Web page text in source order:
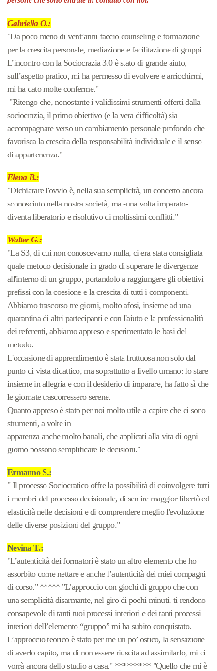
Gabriella O.:
"Da poco meno di vent’anni faccio counseling e formazione
per la crescita personale, mediazione e facilitazione di gruppi.
L’incontro con la Sociocrazia 3.0 è stato di grande aiuto,
sull’aspetto pratico, mi ha permesso di evolvere e arricchirmi,
mi ha dato molte conferme."
"Ritengo che, nonostante i validissimi strumenti offerti dalla
sociocrazia, il primo obiettivo (e la vera difficoltà) sia
accompagnare verso un cambiamento personale profondo che
favorisca la crescita della responsabilità individuale e il senso
di appartenenza."
Elena B.:
"Dichiarare l'ovvio è, nella sua semplicità, un concetto ancora
sconosciuto nella nostra società, ma -una volta imparato-
diventa liberatorio e risolutivo di moltissimi conflitti."
Walter G.:
"La S3, di cui non conoscevamo nulla, ci era stata consigliata
quale metodo decisionale in grado di superare le divergenze
all'interno di un gruppo, portandolo a raggiungere gli obiettivi
prefissi con la coesione e la crescita di tutti i componenti.
Abbiamo trascorso tre giorni, molto afosi, insieme ad una
quarantina di altri partecipanti e con l'aiuto e la professionalità
dei referenti, abbiamo appreso e sperimentato le basi del
metodo.
L'occasione di apprendimento è stata fruttuosa non solo dal
punto di vista didattico, ma soprattutto a livello umano: lo stare
insieme in allegria e con il desiderio di imparare, ha fatto sì che
le giornate trascorressero serene.
Quanto appreso è stato per noi molto utile a capire che ci sono
strumenti, a volte in
apparenza anche molto banali, che applicati alla vita di ogni
giorno possono semplificare le decisioni."
Ermanno S.:
" Il processo Sociocratico offre la possibilità di coinvolgere tutti
i membri del processo decisionale, di sentire maggior libertò ed
elasticità nelle decisioni e di comprendere meglio l'evoluzione
delle diverse posizioni del gruppo."
Nevina T.:
"L’autenticità dei formatori è stato un altro elemento che ho
assorbito come nettare e anche l’autenticità dei miei compagni
di corso." ***** "L’approccio con giochi di gruppo che con
una semplicità disarmante, nel giro di pochi minuti, ti rendono
consapevole di tanti tuoi processi interiori e dei tanti processi
interiori dell’elemento “gruppo” mi ha subito conquistato.
L’approccio teorico è stato per me un po’ ostico, la sensazione
di averlo capito, ma di non essere riuscita ad assimilarlo, mi ci
vorrà ancora dello studio a casa." ********* "Quello che mi è